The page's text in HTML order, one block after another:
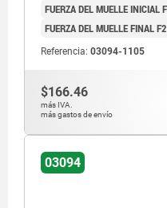
Forma G: sin
1) Perno de bloqueo
FUERZA DEL MUELLE INICIAL
FUERZA DEL MUELLE FINAL
Referencia: 03094-1105
$166.46
más IVA.
más gastos de envío
03094